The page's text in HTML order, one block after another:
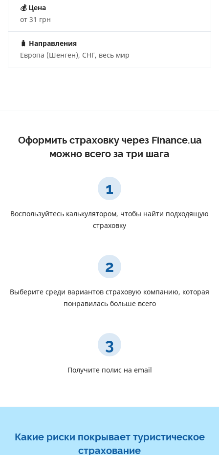
💰 Цена
от 31 грн
🧳 Направления
Европа (Шенген), СНГ, весь мир
Оформить страховку через Finance.ua
можно всего за три шага
1
Воспользуйтесь калькулятором, чтобы найти подходящую
страховку
2
Выберите среди вариантов страховую компанию, которая
понравилась больше всего
3
Получите полис на email
Какие риски покрывает туристическое
страхование